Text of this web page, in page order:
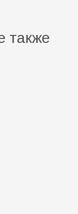
также